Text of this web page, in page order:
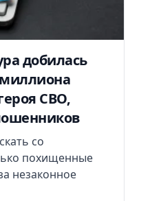
добилась
СВО,
со
похищенные
незаконное